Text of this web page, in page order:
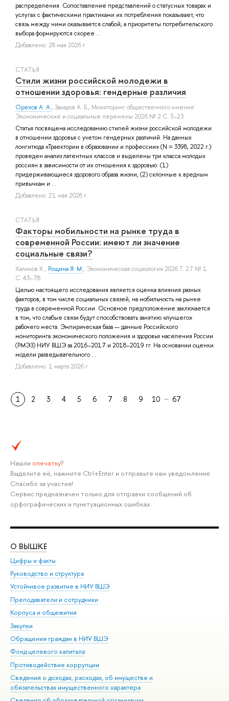
распределения. Сопоставление представлений о статусных товарах и
услугах с фактическими практиками их потребления показывает, что
связь между ними оказывается слабой, а приоритеты потребительского
выбора формируются скорее ...
Добавлено: 28 мая 2026 г.
СТАТЬЯ
Стили жизни российской молодежи в
отношении здоровья: гендерные различия
Орехов А. А., Захаров А. Б., Мониторинг общественного мнения:
Экономические и социальные перемены 2026 № 2 С. 3–23
Статья посвящена исследованию стилей жизни российской молодежи
в отношении здоровья с учетом гендерных различий. На данных
лонгитюда «Траектории в образовании и профессии» (N = 3398, 2022 г.)
проведен анализ латентных классов и выделены три класса молодых
россиян в зависимости от их отношения к здоровью: (1)
придерживающиеся здорового образа жизни, (2) склонные к вредным
привычкам и ...
Добавлено: 21 мая 2026 г.
СТАТЬЯ
Факторы мобильности на рынке труда в
современной России: имеют ли значение
социальные связи?
Халиков К., Рощина Я. М., Экономическая социология 2026 Т. 27 № 1
С. 43–78
Целью настоящего исследования является оценка влияния разных
факторов, в том числе социальных связей, на мобильность на рынке
труда в современной России. Основное предположение заключается
в том, что слабые связи будут способствовать занятию «лучшего»
рабочего места. Эмпирическая база — данные Российского
мониторинга экономического положения и здоровья населения России
(РМЭЗ) НИУ ВШЭ за 2016–2017 и 2018–2019 гг. На основании оценки
модели разведывательного ...
Добавлено: 1 марта 2026 г.
1 2 3 4 5 6 7 8 9 10 … 67
Нашли опечатку?
Выделите её, нажмите Ctrl+Enter и отправьте нам уведомление.
Спасибо за участие!
Сервис предназначен только для отправки сообщений об
орфографических и пунктуационных ошибках.
О ВЫШКЕ
Цифры и факты
Руководство и структура
Устойчивое развитие в НИУ ВШЭ
Преподаватели и сотрудники
Корпуса и общежития
Закупки
Обращения граждан в НИУ ВШЭ
Фонд целевого капитала
Противодействие коррупции
Сведения о доходах, расходах, об имуществе и
обязательствах имущественного характера